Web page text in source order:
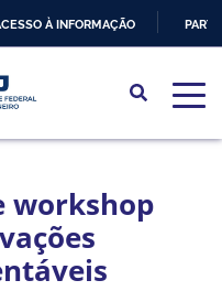
À INFORMAÇÃO
workshop